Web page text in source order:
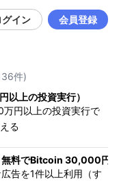
グイン 会員登録
件)
上の投資実行）
円以上の投資実行で
る
無料でBitcoin 30,000円
告を1件以上利用（す